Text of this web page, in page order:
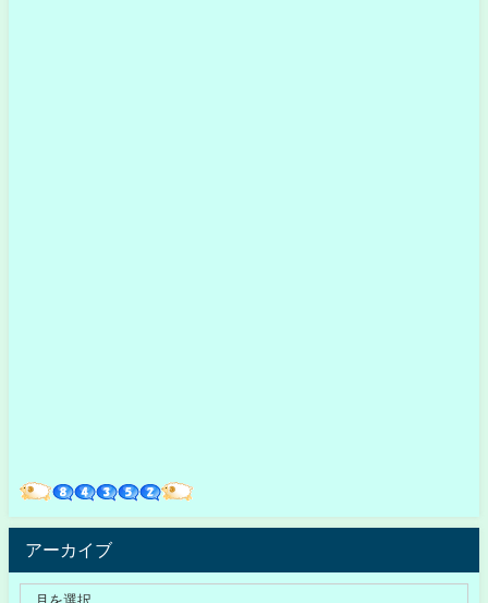
アーカイブ